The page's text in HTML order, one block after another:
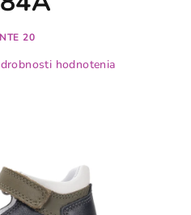
20
hodnotenia